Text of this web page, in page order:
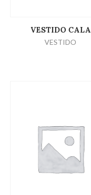
LEER MÁS
VESTIDO CALA
VESTIDO